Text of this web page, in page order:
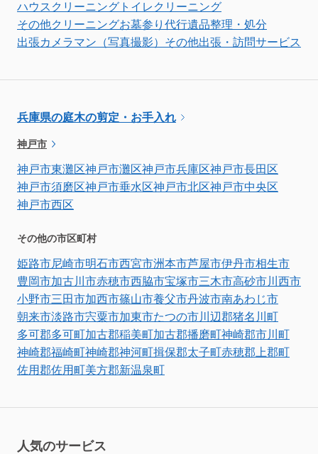
ハウスクリーニング トイレクリーニング
その他クリーニングお墓参り代行遺品整理・処分
出張カメラマン（写真撮影） その他出張・訪問サービス
兵庫県の庭木の剪定・お手入れ
神戸市
神戸市東灘区神戸市灘区神戸市兵庫区神戸市長田区
神戸市須磨区神戸市垂水区神戸市北区神戸市中央区
神戸市西区
その他の市区町村
姫路市尼崎市明石市西宮市洲本市芦屋市伊丹市相生市
豊岡市加古川市赤穂市西脇市宝塚市三木市高砂市川西市
小野市三田市加西市篠山市養父市丹波市南あわじ市
朝来市淡路市宍粟市加東市たつの市川辺郡猪名川町
多可郡多可町加古郡稲美町加古郡播磨町神崎郡市川町
神崎郡福崎町神崎郡神河町揖保郡太子町赤穂郡上郡町
佐用郡佐用町美方郡新温泉町
人気のサービス